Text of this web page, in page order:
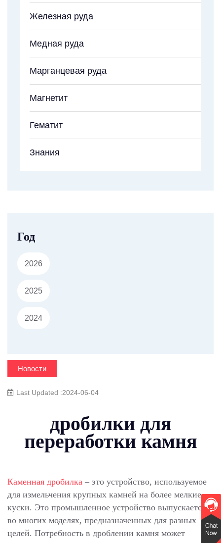
Железная руда
Медная руда
Марганцевая руда
Магнетит
Гематит
Знания
Год
2026
2025
2024
Новости
Last Updated :2024-06-04
дробилки для
переработки камня
Каменная дробилка – это устройство, используемое
для измельчения крупных камней на более мелкие
куски. Это промышленное устройство выпускается
во многих моделях, предназначенных для разных
целей. Потребность в дроблении камня может